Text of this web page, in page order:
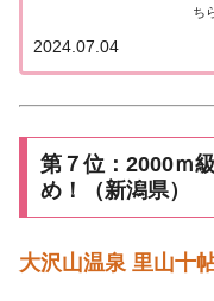
ち
2024.07.04
第７位：2000ｍ
め！（新潟県）
大沢山温泉 里山十